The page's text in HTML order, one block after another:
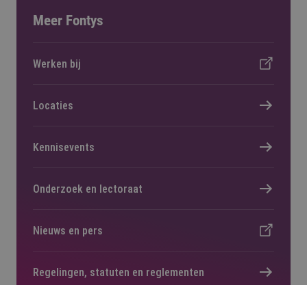
Meer Fontys
Werken bij
Locaties
Kennisevents
Onderzoek en lectoraat
Nieuws en pers
Regelingen, statuten en reglementen